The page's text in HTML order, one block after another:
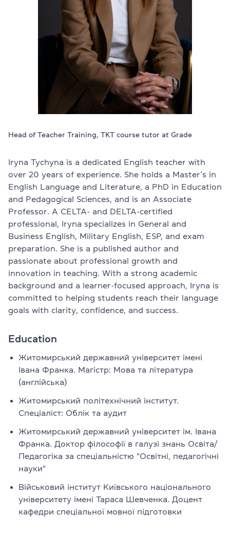
уровень
Оставить заявку
RU UK EN
(044) 580 11 00
(063) 580 11 00
г. Киев, метро Золотые Ворота, ул. Ярославов Вал, 13/2-б,
Посмотреть на Google Maps
Head of Teacher Training, TKT course tutor at Grade
Iryna Tychyna is a dedicated English teacher with
over 20 years of experience. She holds a Master’s in
English Language and Literature, a PhD in Education
and Pedagogical Sciences, and is an Associate
Professor. A CELTA- and DELTA-certified
professional, Iryna specializes in General and
Business English, Military English, ESP, and exam
preparation. She is a published author and
passionate about professional growth and
innovation in teaching. With a strong academic
background and a learner-focused approach, Iryna is
committed to helping students reach their language
goals with clarity, confidence, and success.
Education
Житомирський державний університет імені
Івана Франка. Магістр: Мова та література
(англійська)
Житомирський політехнічний інститут.
Cпеціаліст: Облік та аудит
Житомирський державний університет ім. Івана
Франка. Доктор філософії в галузі знань Освіта/
Педагогіка за спеціальністю "Освітні, педагогічні
науки"
Військовий інститут Київського національного
університету імені Тараса Шевченка. Доцент
кафедри спеціальної мовної підготовки